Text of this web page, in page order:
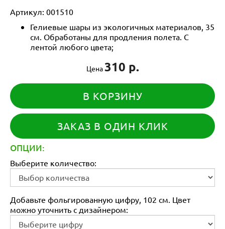
Артикул: 001510
Гелиевые шары из экологичных материалов, 35
см. Обработаны для продления полета. С
лентой любого цвета;
Цена310 р.
В КОРЗИНУ
ЗАКАЗ В ОДИН КЛИК
ОПЦИИ:
Выберите количество:
Добавьте фольгированную цифру, 102 см. Цвет
можно уточнить с дизайнером: